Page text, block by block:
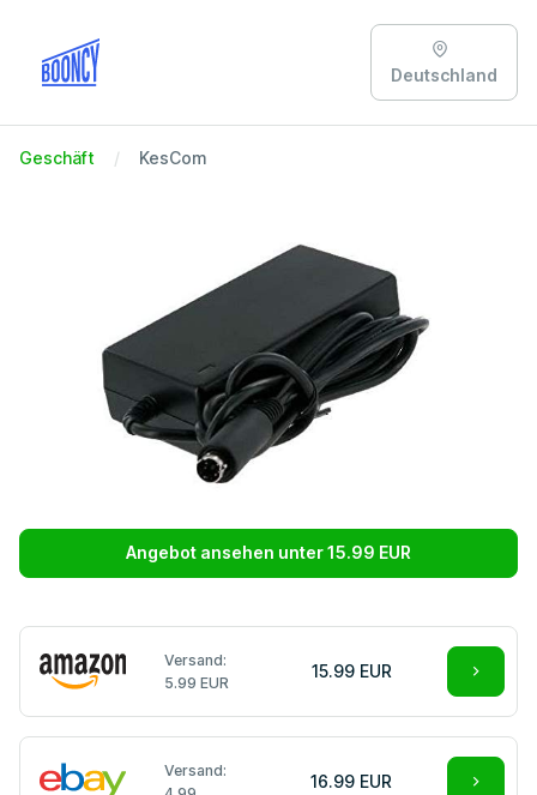
Deutschland
Geschäft KesCom
Angebot ansehen unter 15.99 EUR
Versand:
5.99 EUR
15.99 EUR
Versand:
16.99 EUR